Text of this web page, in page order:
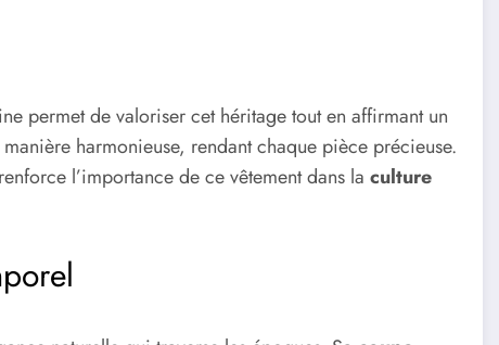
permet de valoriser cet héritage tout en affirmant un
harmonieuse, rendant chaque pièce précieuse.
l’importance de ce vêtement dans la culture